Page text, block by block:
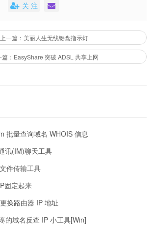
关 注
上一篇：美丽人生无线键盘指示灯
篇：EasyShare 突破 ADSL 共享上网
批量查询域名 WHOIS 信息
讯(IM)聊天工具
件传输工具
固定起来
换路由器 IP 地址
的域名反查 IP 小工具[Win]